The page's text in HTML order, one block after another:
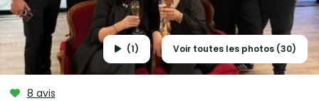
(1) Voir toutes les photos (30)
8 avis